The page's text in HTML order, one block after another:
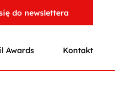
do newslettera
Awards Kontakt